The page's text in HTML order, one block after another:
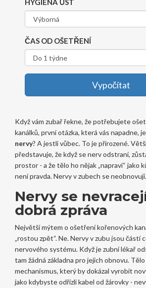
HYGIENA ÚST
ČAS OD OŠETŘENÍ
Vypočítat
Když vám zubař řekne, že potřebujete
kanálků, první otázka, která vás napadne,
nervy? A jestli vůbec. To je přirozené.
představuje, že když se nerv odstraní,
prostor - a že tělo ho nějak „napraví“ jako
není pravda. Nervy v zubech se
Nervy se
dobrá zpráva
Největší mýtem o ošetření kořenových
„rostou zpět“. Ne. Nervy v zubu jsou částí
nervového systému. Když je zubní lékař
tam žádná základna pro jejich obnovu. Tělo
mechanismus, který by dokázal vyrobit
jako kdybyste odřízli kabel od žárovky -